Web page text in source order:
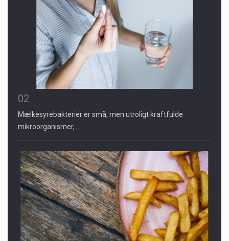
02
Mælkesyrebakterier er små, men utroligt kraftfulde
mikroorganismer,…